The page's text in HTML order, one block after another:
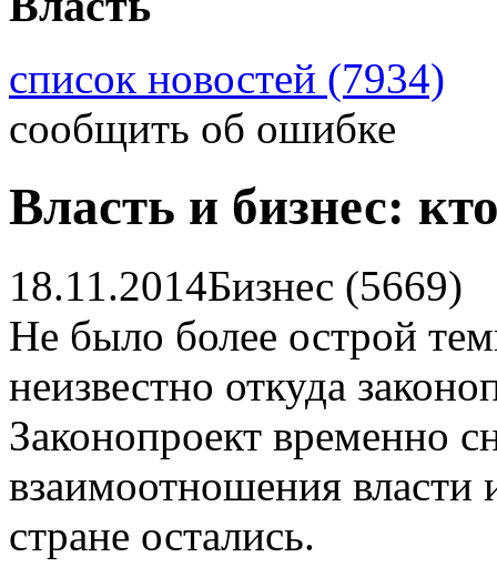
список новостей (7934)
сообщить об ошибке
Власть и бизнес:
18.11.2014Бизнес (5669)
Не было более острой
неизвестно откуда
Законопроект временно
взаимоотношения власти
стране остались.